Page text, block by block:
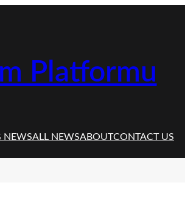
Platformu
NEWSALL NEWSABOUTCONTACT US